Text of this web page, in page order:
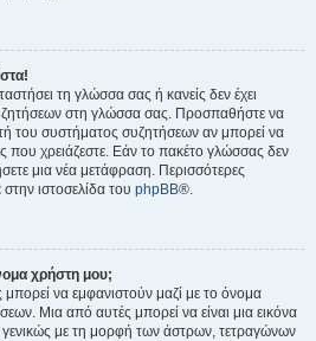
τη γλώσσα σας ή κανείς δεν έχει
στη γλώσσα σας. Προσπαθήστε να
του συστήματος συζητήσεων αν μπορεί να
που χρειάζεστε. Εάν το πακέτο γλώσσας δεν
μια νέα μετάφραση. Περισσότερες
ιστοσελίδα του phpBB®.
χρήστη μου;
να εμφανιστούν μαζί με το όνομα
Μια από αυτές μπορεί να είναι μια εικόνα
γενικώς με τη μορφή των άστρων, τετραγώνων